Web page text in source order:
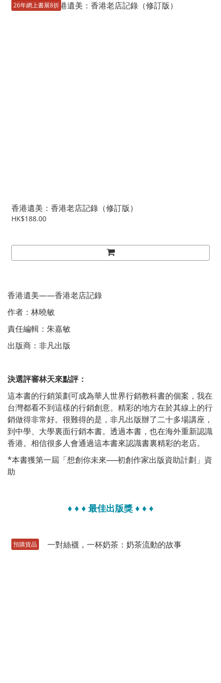
26年網上書展8折
香港遺美：香港老店記錄（修訂版）
HK$188.00
香港遺美——香港老店記錄
作者：林曉敏
責任編輯：朱嘉敏
出版商：非凡出版
決選評審林天來點評：
這本書的行銷策劃可成為華人世界行銷教科書的個案，我在
台灣都看不到這樣的行銷創意。精彩的地方在於其線上的行
銷做得非常好。很難得的是，非凡出版辦了二十多場講座，
到中學、大學裏面行銷本書。透過本書，也在海外重新認識
香港。相信很多人會通過這本書來認識書裏精彩的老店。
*本書獲第一屆「想創你未來──初創作家出版資助計劃」資
助
♦ ♦ ♦ 最佳出版獎 ♦ ♦ ♦
預購貨品